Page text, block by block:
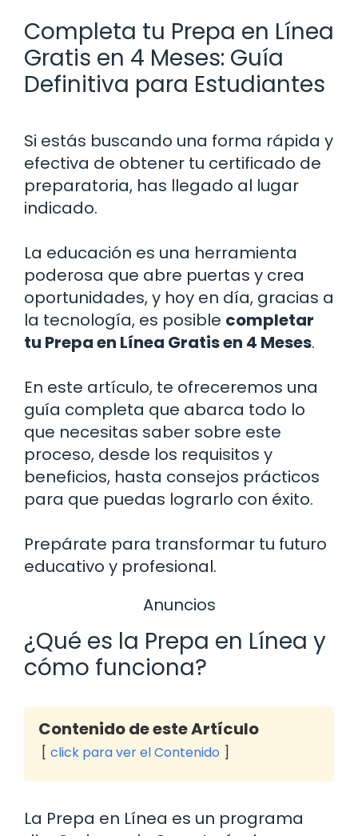
Completa tu Prepa en Línea
Gratis en 4 Meses: Guía
Definitiva para Estudiantes
Si estás buscando una forma rápida y
efectiva de obtener tu certificado de
preparatoria, has llegado al lugar
indicado.
La educación es una herramienta
poderosa que abre puertas y crea
oportunidades, y hoy en día, gracias a
la tecnología, es posible completar
tu Prepa en Línea Gratis en 4 Meses.
En este artículo, te ofreceremos una
guía completa que abarca todo lo
que necesitas saber sobre este
proceso, desde los requisitos y
beneficios, hasta consejos prácticos
para que puedas lograrlo con éxito.
Prepárate para transformar tu futuro
educativo y profesional.
Anuncios
¿Qué es la Prepa en Línea y
cómo funciona?
Contenido de este Artículo
click para ver el Contenido
La Prepa en Línea es un programa